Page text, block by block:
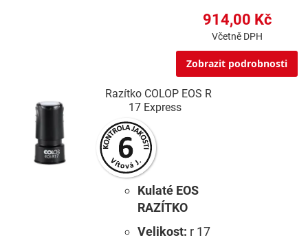
914,00 Kč
Včetně DPH
Zobrazit podrobnosti
Razítko COLOP EOS R
17 Express
Kulaté EOS
RAZÍTKO
Velikost: r 17